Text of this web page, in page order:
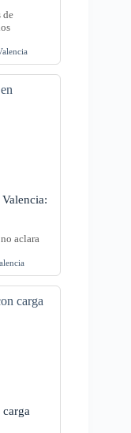
de
aclara